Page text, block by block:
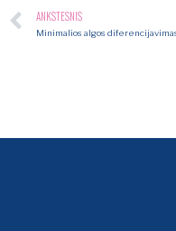
ANKSTESNIS